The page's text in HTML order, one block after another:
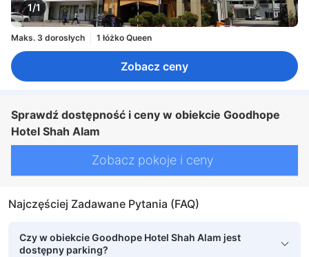
1/1
Maks. 3 dorosłych 1 łóżko Queen
Zobacz ceny
Sprawdź dostępność i ceny w obiekcie Goodhope
Hotel Shah Alam
Zobacz pokoje i ceny
Najczęściej Zadawane Pytania (FAQ)
Czy w obiekcie Goodhope Hotel Shah Alam jest
dostępny parking?